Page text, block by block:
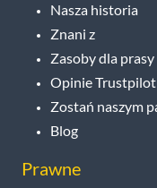
Nasza historia
Znani z
Zasoby dla prasy
Opinie Trustpilot
Zostań naszym
Blog
Prawne